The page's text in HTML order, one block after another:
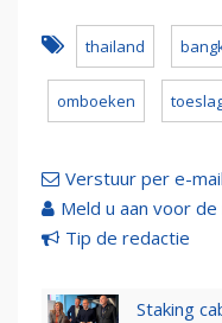
thailand
omboeken
Verstuur per e-mail
Meld u aan voor
Tip de redactie
Staking